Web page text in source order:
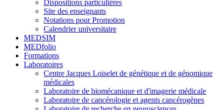
Dispositions particulières
Site des enseignants
Notations pour Promotion
Calendrier universitaire
MEDSIM
MEDfolio
Formations
Laboratoires
Centre Jacques Loiselet de génétique et de génomique
médicales
Laboratoire de biomécanique et d'imagerie médicale
Laboratoire de cancérologie et agents cancérogènes